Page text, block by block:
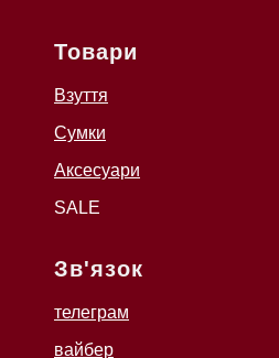
Товари
Взуття
Сумки
Аксесуари
SALE
Зв'язок
телеграм
вайбер